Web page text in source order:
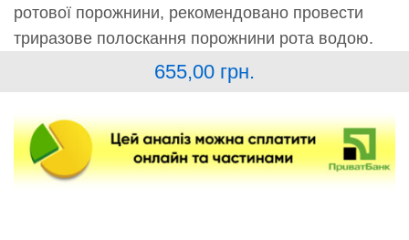
ротової порожнини, рекомендовано провести
триразове полоскання порожнини рота водою.
655,00 грн.